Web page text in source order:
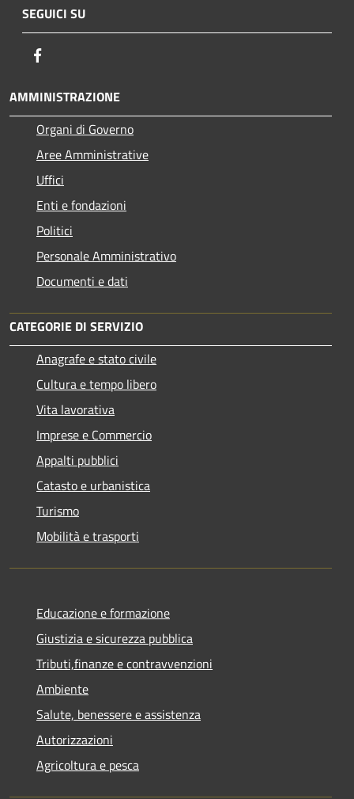
SEGUICI SU
AMMINISTRAZIONE
Organi di Governo
Aree Amministrative
Uffici
Enti e fondazioni
Politici
Personale Amministrativo
Documenti e dati
CATEGORIE DI SERVIZIO
Anagrafe e stato civile
Cultura e tempo libero
Vita lavorativa
Imprese e Commercio
Appalti pubblici
Catasto e urbanistica
Turismo
Mobilità e trasporti
Educazione e formazione
Giustizia e sicurezza pubblica
Tributi,finanze e contravvenzioni
Ambiente
Salute, benessere e assistenza
Autorizzazioni
Agricoltura e pesca